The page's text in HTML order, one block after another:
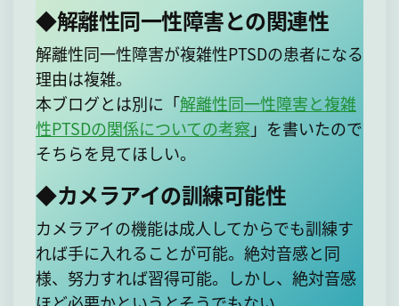
◆解離性同一性障害との関連性
解離性同一性障害が複雑性PTSDの患者になる
理由は複雑。
本ブログとは別に「解離性同一性障害と複雑
性PTSDの関係についての考察 」を書いたので
そちらを見てほしい。
◆カメラアイの訓練可能性
カメラアイの機能は成人してからでも訓練す
れば手に入れることが可能。絶対音感と同
様、努力すれば習得可能。しかし、絶対音感